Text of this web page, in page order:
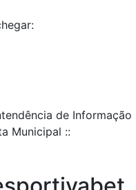
de Informação
Municipal ::